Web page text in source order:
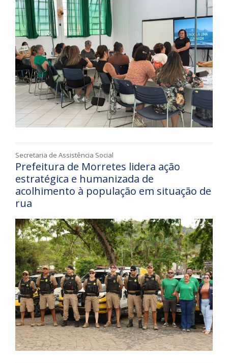
Secretaria de Assistência Social
Prefeitura de Morretes lidera ação
estratégica e humanizada de
acolhimento à população em situação de
rua